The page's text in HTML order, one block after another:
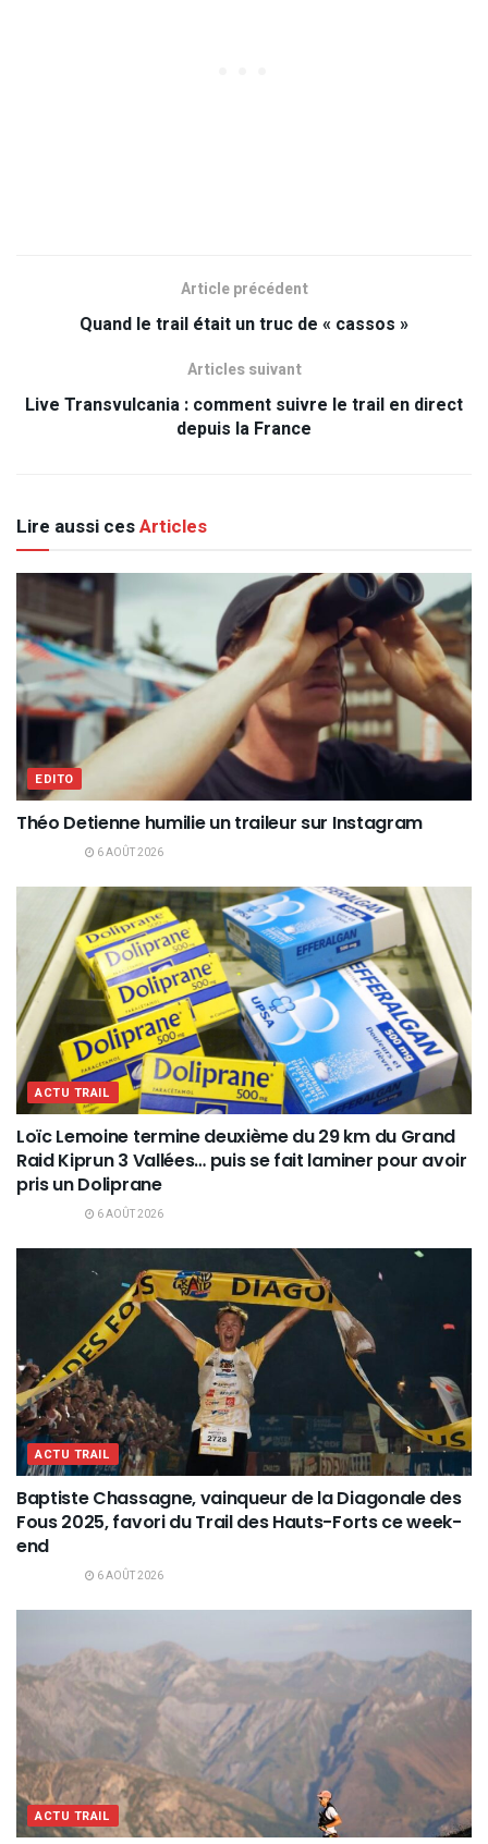
Article précédent
Quand le trail était un truc de « cassos »
Articles suivant
Live Transvulcania : comment suivre le trail en direct
depuis la France
Lire aussi cesArticles
EDITO
Théo Detienne humilie un traileur sur Instagram
6 AOÛT 2026
ACTU TRAIL
Loïc Lemoine termine deuxième du 29 km du Grand
Raid Kiprun 3 Vallées… puis se fait laminer pour avoir
pris un Doliprane
6 AOÛT 2026
ACTU TRAIL
Baptiste Chassagne, vainqueur de la Diagonale des
Fous 2025, favori du Trail des Hauts-Forts ce week-
end
6 AOÛT 2026
ACTU TRAIL